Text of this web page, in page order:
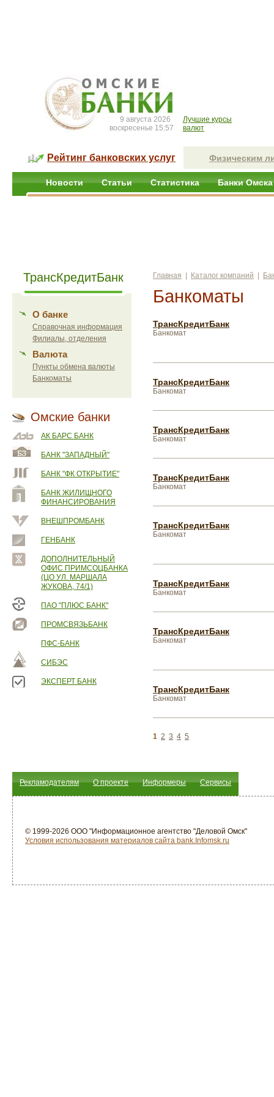
9 августа 2026
воскресенье 15:57
Лучшие курсы
валют
Рейтинг банковских услуг Физическим
Новости Статьи Статистика Банки Омска
ТрансКредитБанк
О банке
Справочная информация
Филиалы, отделения
Валюта
Пункты обмена валюты
Банкоматы
Омские банки
АК БАРС БАНК
БАНК "ЗАПАДНЫЙ"
БАНК "ФК ОТКРЫТИЕ"
БАНК ЖИЛИЩНОГО
ФИНАНСИРОВАНИЯ
ВНЕШПРОМБАНК
ГЕНБАНК
ДОПОЛНИТЕЛЬНЫЙ
ОФИС ПРИМСОЦБАНКА
(ЦО УЛ. МАРШАЛА
ЖУКОВА, 74/1)
ПАО "ПЛЮС БАНК"
ПРОМСВЯЗЬБАНК
ПФС-БАНК
СИБЭС
ЭКСПЕРТ БАНК
Главная Каталог компаний
Банкоматы
ТрансКредитБанк
Банкомат
ТрансКредитБанк
Банкомат
ТрансКредитБанк
Банкомат
ТрансКредитБанк
Банкомат
ТрансКредитБанк
Банкомат
ТрансКредитБанк
Банкомат
ТрансКредитБанк
Банкомат
ТрансКредитБанк
Банкомат
1 2 3 4 5
Рекламодателям О проекте Информеры Сервисы
© 1999-2026 ООО "Информационное агентство "Деловой Омск"
Условия использования материалов сайта bank.Infomsk.ru